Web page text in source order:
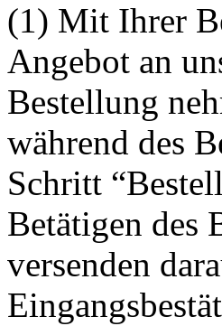
(1) Mit Ihrer
Angebot an
Bestellung
während des
Schritt
Betätigen des
versenden